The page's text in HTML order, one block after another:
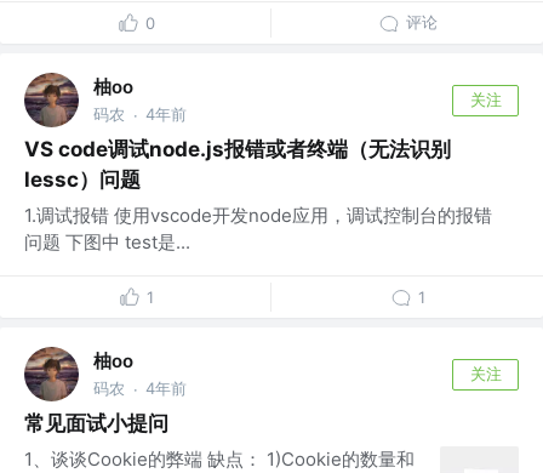
0 评论
柚oo
码农 · 4年前
关注
VS code调试node.js报错或者终端（无法识别
lessc）问题
1.调试报错 使用vscode开发node应用，调试控制台的报错
问题 下图中 test是...
1 1
柚oo
码农 · 4年前
关注
常见面试小提问
1、谈谈Cookie的弊端 缺点： 1)Cookie的数量和